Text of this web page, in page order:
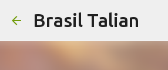
Brasil Talian